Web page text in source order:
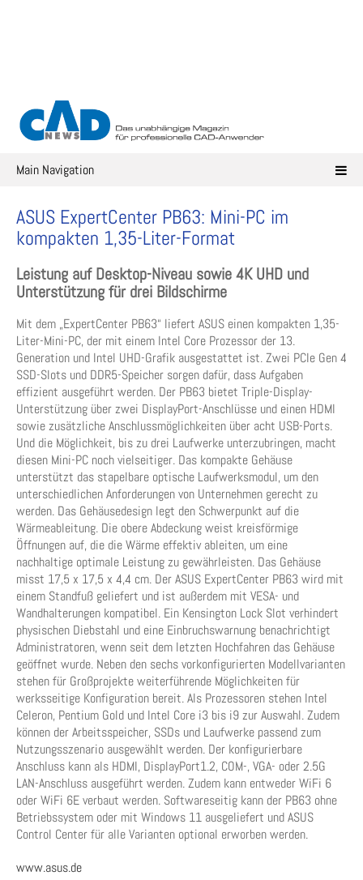
Main Navigation
ASUS ExpertCenter PB63: Mini-PC im
kompakten 1,35-Liter-Format
Leistung auf Desktop-Niveau sowie 4K UHD und
Unterstützung für drei Bildschirme
Mit dem „ExpertCenter PB63“ liefert ASUS einen kompakten 1,35-
Liter-Mini-PC, der mit einem Intel Core Prozessor der 13.
Generation und Intel UHD-Grafik ausgestattet ist. Zwei PCIe Gen 4
SSD-Slots und DDR5-Speicher sorgen dafür, dass Aufgaben
effizient ausgeführt werden. Der PB63 bietet Triple-Display-
Unterstützung über zwei DisplayPort-Anschlüsse und einen HDMI
sowie zusätzliche Anschlussmöglichkeiten über acht USB-Ports.
Und die Möglichkeit, bis zu drei Laufwerke unterzubringen, macht
diesen Mini-PC noch vielseitiger. Das kompakte Gehäuse
unterstützt das stapelbare optische Laufwerksmodul, um den
unterschiedlichen Anforderungen von Unternehmen gerecht zu
werden. Das Gehäusedesign legt den Schwerpunkt auf die
Wärmeableitung. Die obere Abdeckung weist kreisförmige
Öffnungen auf, die die Wärme effektiv ableiten, um eine
nachhaltige optimale Leistung zu gewährleisten. Das Gehäuse
misst 17,5 x 17,5 x 4,4 cm. Der ASUS ExpertCenter PB63 wird mit
einem Standfuß geliefert und ist außerdem mit VESA- und
Wandhalterungen kompatibel. Ein Kensington Lock Slot verhindert
physischen Diebstahl und eine Einbruchswarnung benachrichtigt
Administratoren, wenn seit dem letzten Hochfahren das Gehäuse
geöffnet wurde. Neben den sechs vorkonfigurierten Modellvarianten
stehen für Großprojekte weiterführende Möglichkeiten für
werksseitige Konfiguration bereit. Als Prozessoren stehen Intel
Celeron, Pentium Gold und Intel Core i3 bis i9 zur Auswahl. Zudem
können der Arbeitsspeicher, SSDs und Laufwerke passend zum
Nutzungsszenario ausgewählt werden. Der konfigurierbare
Anschluss kann als HDMI, DisplayPort1.2, COM-, VGA- oder 2.5G
LAN-Anschluss ausgeführt werden. Zudem kann entweder WiFi 6
oder WiFi 6E verbaut werden. Softwareseitig kann der PB63 ohne
Betriebssystem oder mit Windows 11 ausgeliefert und ASUS
Control Center für alle Varianten optional erworben werden.
www.asus.de